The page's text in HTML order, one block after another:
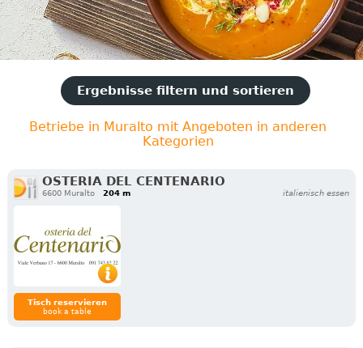
Ergebnisse filtern und sortieren
Betriebe in Muralto mit Angeboten in anderen
Kategorien
OSTERIA DEL CENTENARIO
6600 Muralto 204 m italienisch essen
Tisch reservieren
book a table